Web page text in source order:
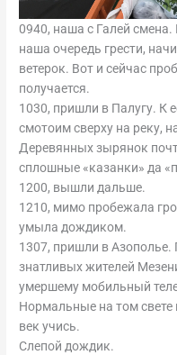
0940, наша с Галей смена.
наша очередь грести,
ветерок. Вот и сейчас
получается.
1030, пришли в Палугу. К
смотоим сверху на реку,
Деревянных зырянок
сплошные «казанки» да
1200, вышли дальше.
1210, мимо пробежала
умыла дождиком.
1307, пришли в
знатливых жителей
умершему мобильный
Нормальные на том
век учись.
Слепой дождик.